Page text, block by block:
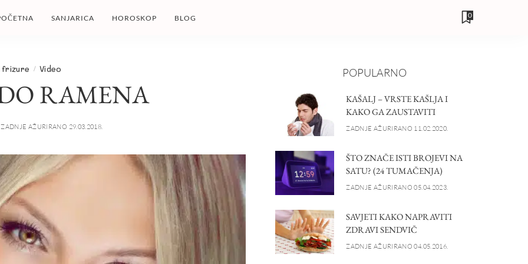
SANJARICA HOROSKOP BLOG 0
frizure Video
RAMENA
ZADNJE AŽURIRANO 29.03.2018.
POPULARNO
KAŠALJ – VRSTE KAŠLJA I
KAKO GA ZAUSTAVITI
ZADNJE AŽURIRANO 11.02.2020.
ŠTO ZNAČE ISTI BROJEVI NA
SATU? (24 TUMAČENJA)
ZADNJE AŽURIRANO 05.04.2023.
SAVJETI KAKO NAPRAVITI
ZDRAVI SENDVIČ
ZADNJE AŽURIRANO 04.05.2016.